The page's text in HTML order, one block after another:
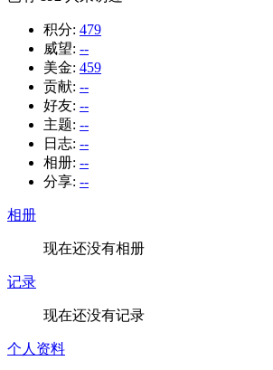
积分: 479
威望: --
美金: 459
贡献: --
好友: --
主题: --
日志: --
相册: --
分享: --
相册
现在还没有相册
记录
现在还没有记录
个人资料